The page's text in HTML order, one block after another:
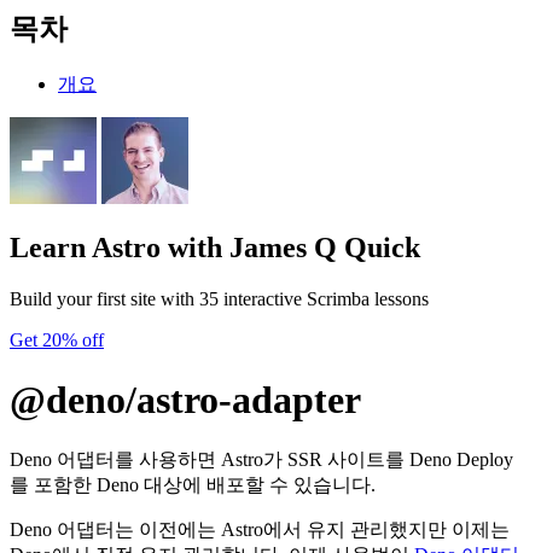
목차
개요
Learn Astro with James Q Quick
Build your first site with 35 interactive Scrimba lessons
Get 20% off
@deno/astro-adapter
Deno 어댑터를 사용하면 Astro가 SSR 사이트를 Deno Deploy
를 포함한 Deno 대상에 배포할 수 있습니다.
Deno 어댑터는 이전에는 Astro에서 유지 관리했지만 이제는